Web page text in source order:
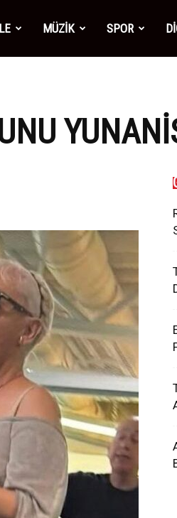
MÜZİK SPOR